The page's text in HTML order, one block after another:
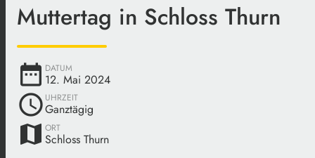
Muttertag in Schloss Thurn
date_range DATUM
12. Mai 2024
schedule UHRZEIT
Ganztägig
map ORT
Schloss Thurn